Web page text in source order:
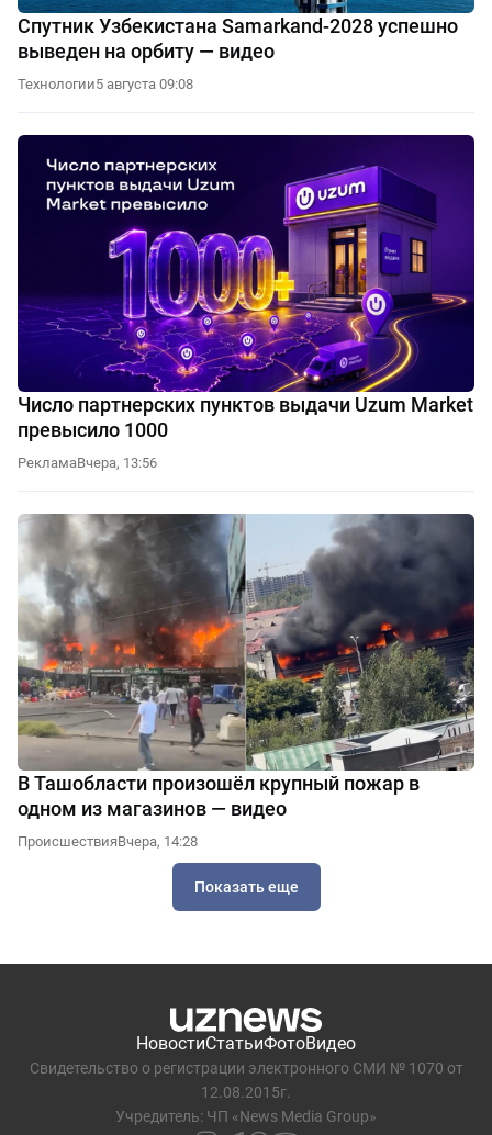
Спутник Узбекистана Samarkand-2028 успешно
выведен на орбиту — видео
Технологии5 августа 09:08
Число партнерских пунктов выдачи Uzum Market
превысило 1000
РекламаВчера, 13:56
В Ташобласти произошёл крупный пожар в
одном из магазинов — видео
ПроисшествияВчера, 14:28
Показать еще
НовостиСтатьиФотоВидео
Свидетельство о регистрации электронного СМИ № 1070 от
12.08.2015г.
Учредитель: ЧП «News Media Group»